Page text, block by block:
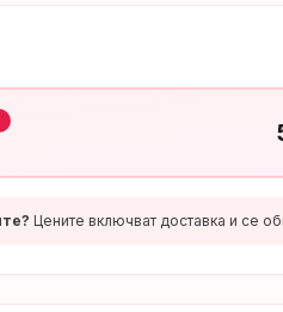
Цените включват доставка и се